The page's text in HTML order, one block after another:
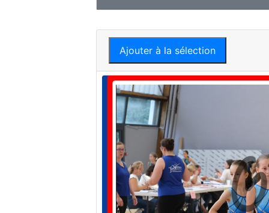
Ajouter à la sélection